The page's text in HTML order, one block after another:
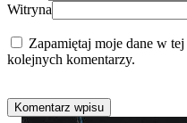
Witryna
Zapamiętaj moje dane w
kolejnych komentarzy.